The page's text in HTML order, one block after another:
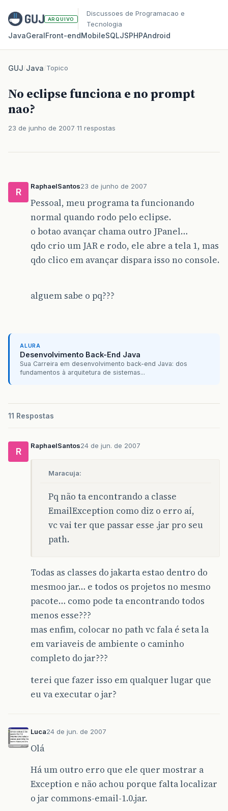
ARQUIVO
Discussoes de Programacao e
Tecnologia
JavaGeralFront‑endMobileSQLJSPHPAndroid
GUJ/Java/Topico
No eclipse funciona e no prompt
nao?
23 de junho de 2007 11 respostas
R
RaphaelSantos23 de junho de 2007
Pessoal, meu programa ta funcionando
normal quando rodo pelo eclipse.
o botao avançar chama outro JPanel…
qdo crio um JAR e rodo, ele abre a tela 1, mas
qdo clico em avançar dispara isso no console.
alguem sabe o pq???
ALURA
Desenvolvimento Back-End Java
Sua Carreira em desenvolvimento back-end Java: dos
fundamentos à arquitetura de sistemas...
11 Respostas
R
RaphaelSantos24 de jun. de 2007
Maracuja:
Pq não ta encontrando a classe
EmailException como diz o erro aí,
vc vai ter que passar esse .jar pro seu
path.
Todas as classes do jakarta estao dentro do
mesmoo jar… e todos os projetos no mesmo
pacote… como pode ta encontrando todos
menos esse???
mas enfim, colocar no path vc fala é seta la
em variaveis de ambiente o caminho
completo do jar???
terei que fazer isso em qualquer lugar que
eu va executar o jar?
Luca24 de jun. de 2007
Olá
Há um outro erro que ele quer mostrar a
Exception e não achou porque falta localizar
o jar commons-email-1.0.jar.